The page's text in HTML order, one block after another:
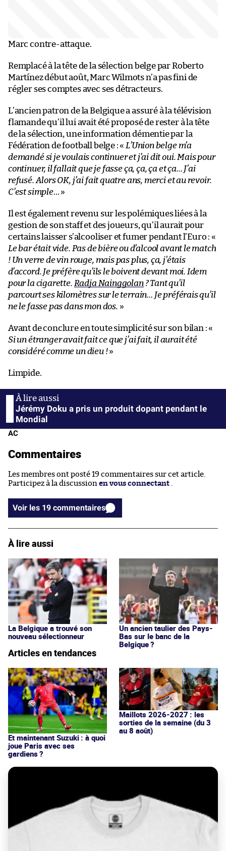
Marc contre-attaque.
Remplacé à la tête de la sélection belge par Roberto
Martínez début août, Marc Wilmots n’a pas fini de
régler ses comptes avec ses détracteurs.
L’ancien patron de la Belgique a assuré à la télévision
flamande qu’il lui avait été proposé de rester à la tête
de la sélection, une information démentie par la
Fédération de football belge : « L’Union belge m’a
demandé si je voulais continuer et j’ai dit oui. Mais pour
continuer, il fallait que je fasse ça, ça, ça et ça… J’ai
refusé. Alors OK, j’ai fait quatre ans, merci et au revoir.
C’est simple… »
Il est également revenu sur les polémiques liées à la
gestion de son staff et des joueurs, qu’il aurait pour
certains laisser s’alcooliser et fumer pendant l’Euro : «
Le bar était vide. Pas de bière ou d’alcool avant le match
! Un verre de vin rouge, mais pas plus, ça, j’étais
d’accord. Je préfère qu’ils le boivent devant moi. Idem
pour la cigarette. Radja Nainggolan? Tant qu’il
parcourt ses kilomètres sur le terrain… Je préférais qu’il
ne le fasse pas dans mon dos. »
Avant de conclure en toute simplicité sur son bilan : «
Si un étranger avait fait ce que j’ai fait, il aurait été
considéré comme un dieu !»
Limpide.
Jérémy Doku a pris un produit dopant pendant le
Mondial
AC
Commentaires
Les membres ont posté 19 commentaires sur cet article.
Participez à la discussion en vous connectant .
Voir les 19 commentaires
À lire aussi
La Belgique a trouvé son
nouveau sélectionneur
Un ancien taulier des Pays-
Bas sur le banc de la
Belgique ?
Articles en tendances
Et maintenant Suzuki : à quoi
joue Paris avec ses
gardiens ?
Maillots 2026-2027 : les
sorties de la semaine (du 3
au 8 août)